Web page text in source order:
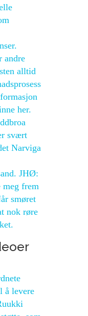
andre
alltid
her.
svært
Narviga
JHØ:
meg frem
smøret
nok røre
å levere